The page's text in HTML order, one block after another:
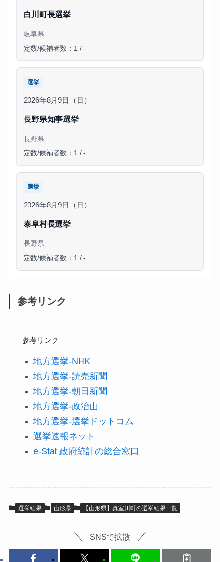
白川町長選挙
岐阜県
定数/候補者数：1 / -
選挙
2026年8月9日（日）
長野県知事選挙
長野県
定数/候補者数：1 / -
選挙
2026年8月9日（日）
泰阜村長選挙
長野県
定数/候補者数：1 / -
参考リンク
参考リンク
地方選挙-NHK
地方選挙-読売新聞
地方選挙-朝日新聞
地方選挙-政治山
地方選挙-選挙ドットコム
選挙速報ネット
e-Stat 政府統計の総合窓口
選挙結果 山形県 【山形県】真室川町の選挙結果一覧
SNSで拡散